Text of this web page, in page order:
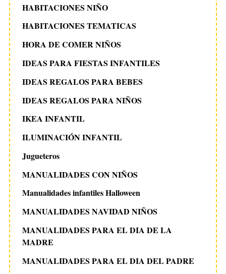
HABITACIONES NIÑO
HABITACIONES TEMATICAS
HORA DE COMER NIÑOS
IDEAS PARA FIESTAS INFANTILES
IDEAS REGALOS PARA BEBES
IDEAS REGALOS PARA NIÑOS
IKEA INFANTIL
ILUMINACIÓN INFANTIL
Jugueteros
MANUALIDADES CON NIÑOS
Manualidades infantiles Halloween
MANUALIDADES NAVIDAD NIÑOS
MANUALIDADES PARA EL DIA DE LA
MADRE
MANUALIDADES PARA EL DIA DEL PADRE